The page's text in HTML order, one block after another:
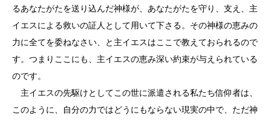
るあなたがたを送り込んだ神様が、あなたがたを守り、支え、主
イエスによる救いの証人として用いて下さる。その神様の恵みの
力に全てを委ねなさい、と主イエスはここで教えておられるので
す。つまりここにも、主イエスの恵み深い約束が与えられている
のです。
主イエスの先駆けとしてこの世に派遣される私たち信仰者は、
このように、自分の力ではどうにもならない現実の中で、ただ神